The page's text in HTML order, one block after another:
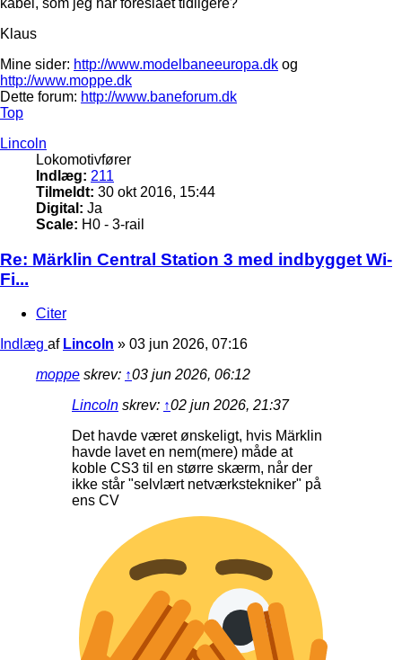
kabel, som jeg har foreslået tidligere?
Klaus
Mine sider: http://www.modelbaneeuropa.dk og
http://www.moppe.dk
Dette forum: http://www.baneforum.dk
Top
Lincoln
Lokomotivfører
Indlæg: 211
Tilmeldt: 30 okt 2016, 15:44
Digital: Ja
Scale: H0 - 3-rail
Re: Märklin Central Station 3 med indbygget Wi-
Fi...
Citer
Indlæg af Lincoln » 03 jun 2026, 07:16
moppe skrev: ↑03 jun 2026, 06:12
Lincoln skrev: ↑02 jun 2026, 21:37
Det havde været ønskeligt, hvis Märklin
havde lavet en nem(mere) måde at
koble CS3 til en større skærm, når der
ikke står "selvlært netværkstekniker" på
ens CV